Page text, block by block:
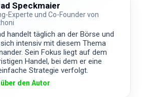
Speckmaier
Experte und Co-Founder von
handelt täglich an der Börse und
intensiv mit diesem Thema
Sein Fokus liegt auf dem
Handel, bei dem er eine
Strategie verfolgt.
den Autor